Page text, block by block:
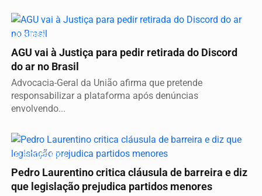
JUSTIÇA
AGU vai à Justiça para pedir retirada do Discord
do ar no Brasil
Advocacia-Geral da União afirma que pretende
responsabilizar a plataforma após denúncias
envolvendo...
ELEIÇÕES 2026
Pedro Laurentino critica cláusula de barreira e diz
que legislação prejudica partidos menores